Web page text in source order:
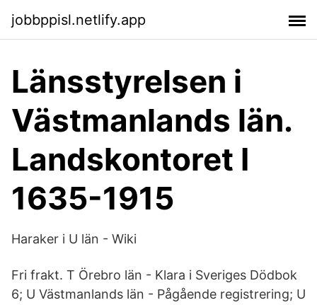
jobbppisl.netlify.app
Länsstyrelsen i
Västmanlands län.
Landskontoret I
1635-1915
Haraker i U län - Wiki
Fri frakt. T Örebro län - Klara i Sveriges Dödbok
6; U Västmanlands län - Pågående registrering; U